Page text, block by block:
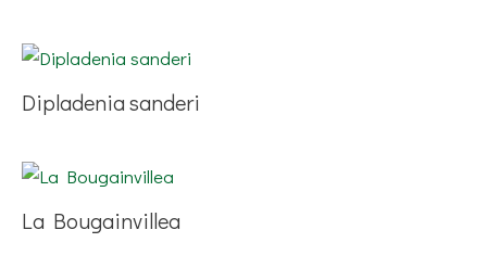
Dipladenia sanderi
La Bougainvillea